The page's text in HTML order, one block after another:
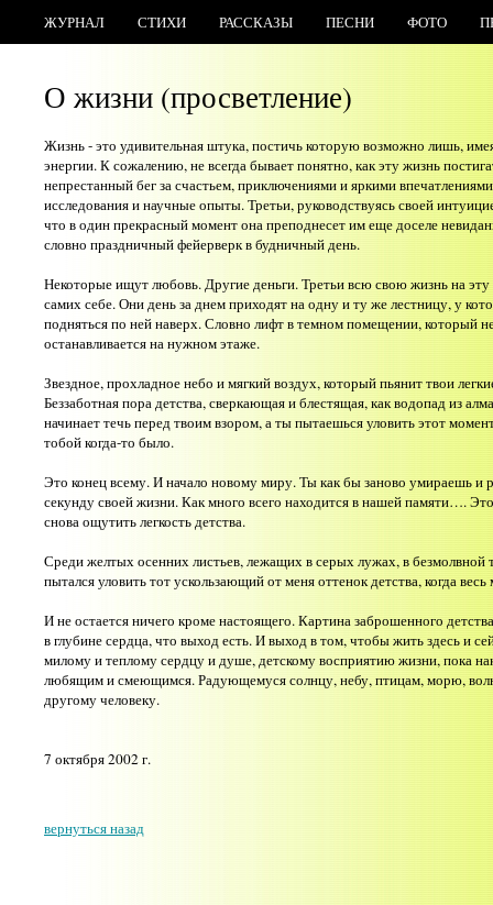
ЖУРНАЛ СТИХИ РАССКАЗЫ ПЕСНИ ФОТО
О жизни (просветление)
Жизнь - это удивительная штука, постичь которую возможно лишь,
энергии. К сожалению, не всегда бывает понятно, как эту жизнь
непрестанный бег за счастьем, приключениями и яркими
исследования и научные опыты. Третьи, руководствуясь своей
что в один прекрасный момент она преподнесет им еще доселе
словно праздничный фейерверк в будничный день.
Некоторые ищут любовь. Другие деньги. Третьи всю свою жизнь на
самих себе. Они день за днем приходят на одну и ту же лестницу, у
подняться по ней наверх. Словно лифт в темном помещении, который
останавливается на нужном этаже.
Звездное, прохладное небо и мягкий воздух, который пьянит твои
Беззаботная пора детства, сверкающая и блестящая, как водопад из
начинает течь перед твоим взором, а ты пытаешься уловить этот
тобой когда-то было.
Это конец всему. И начало новому миру. Ты как бы заново умираешь
секунду своей жизни. Как много всего находится в нашей памяти….
снова ощутить легкость детства.
Среди желтых осенних листьев, лежащих в серых лужах, в безмолвной
пытался уловить тот ускользающий от меня оттенок детства, когда
И не остается ничего кроме настоящего. Картина заброшенного
в глубине сердца, что выход есть. И выход в том, чтобы жить здесь и
милому и теплому сердцу и душе, детскому восприятию жизни, пока
любящим и смеющимся. Радующемуся солнцу, небу, птицам, морю,
другому человеку.
7 октября 2002 г.
вернуться назад